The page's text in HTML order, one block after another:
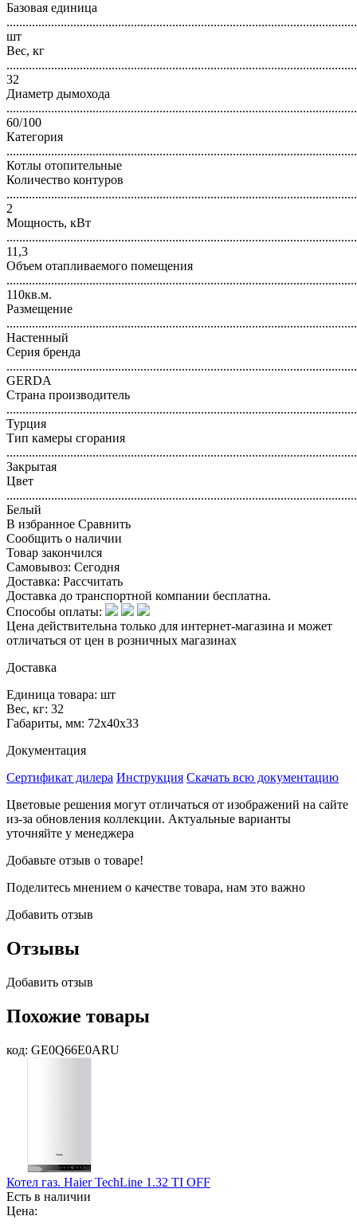
Базовая единица
шт
Вес, кг
32
Диаметр дымохода
60/100
Категория
Котлы отопительные
Количество контуров
2
Мощность, кВт
11,3
Объем отапливаемого помещения
110кв.м.
Размещение
Настенный
Серия бренда
GERDA
Страна производитель
Турция
Тип камеры сгорания
Закрытая
Цвет
Белый
В избранное Сравнить
Сообщить о наличии
Товар закончился
Самовывоз: Сегодня
Доставка: Рассчитать
Доставка до транспортной компании бесплатна.
Способы оплаты:
Цена действительна только для интернет-магазина и может
отличаться от цен в розничных магазинах
Доставка
Единица товара: шт
Вес, кг: 32
Габариты, мм: 72x40x33
Документация
Сертификат дилера Инструкция Скачать всю документацию
Цветовые решения могут отличаться от изображений на сайте
из-за обновления коллекции. Актуальные варианты
уточняйте у менеджера
Добавьте отзыв о товаре!
Поделитесь мнением о качестве товара, нам это важно
Добавить отзыв
Отзывы
Добавить отзыв
Похожие товары
код: GE0Q66E0ARU
Котел газ. Haier TechLine 1.32 TI OFF
Есть в наличии
Цена: